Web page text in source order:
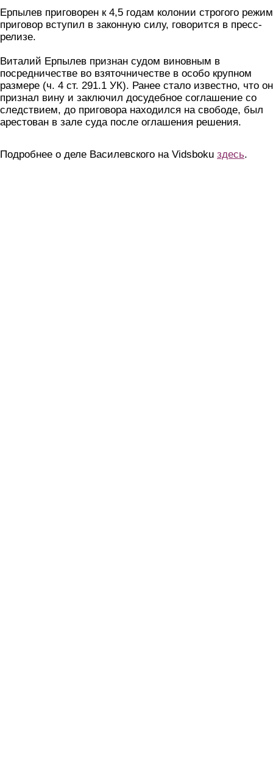
Ерпылев приговорен к 4,5 годам колонии строгого
приговор вступил в законную силу, говорится в пресс-
релизе.
Виталий Ерпылев признан судом виновным в
посредничестве во взяточничестве в особо крупном
размере (ч. 4 ст. 291.1 УК). Ранее стало известно, что он
признал вину и заключил досудебное соглашение со
следствием, до приговора находился на свободе, был
арестован в зале суда после оглашения решения.
Подробнее о деле Василевского на Vidsboku здесь.